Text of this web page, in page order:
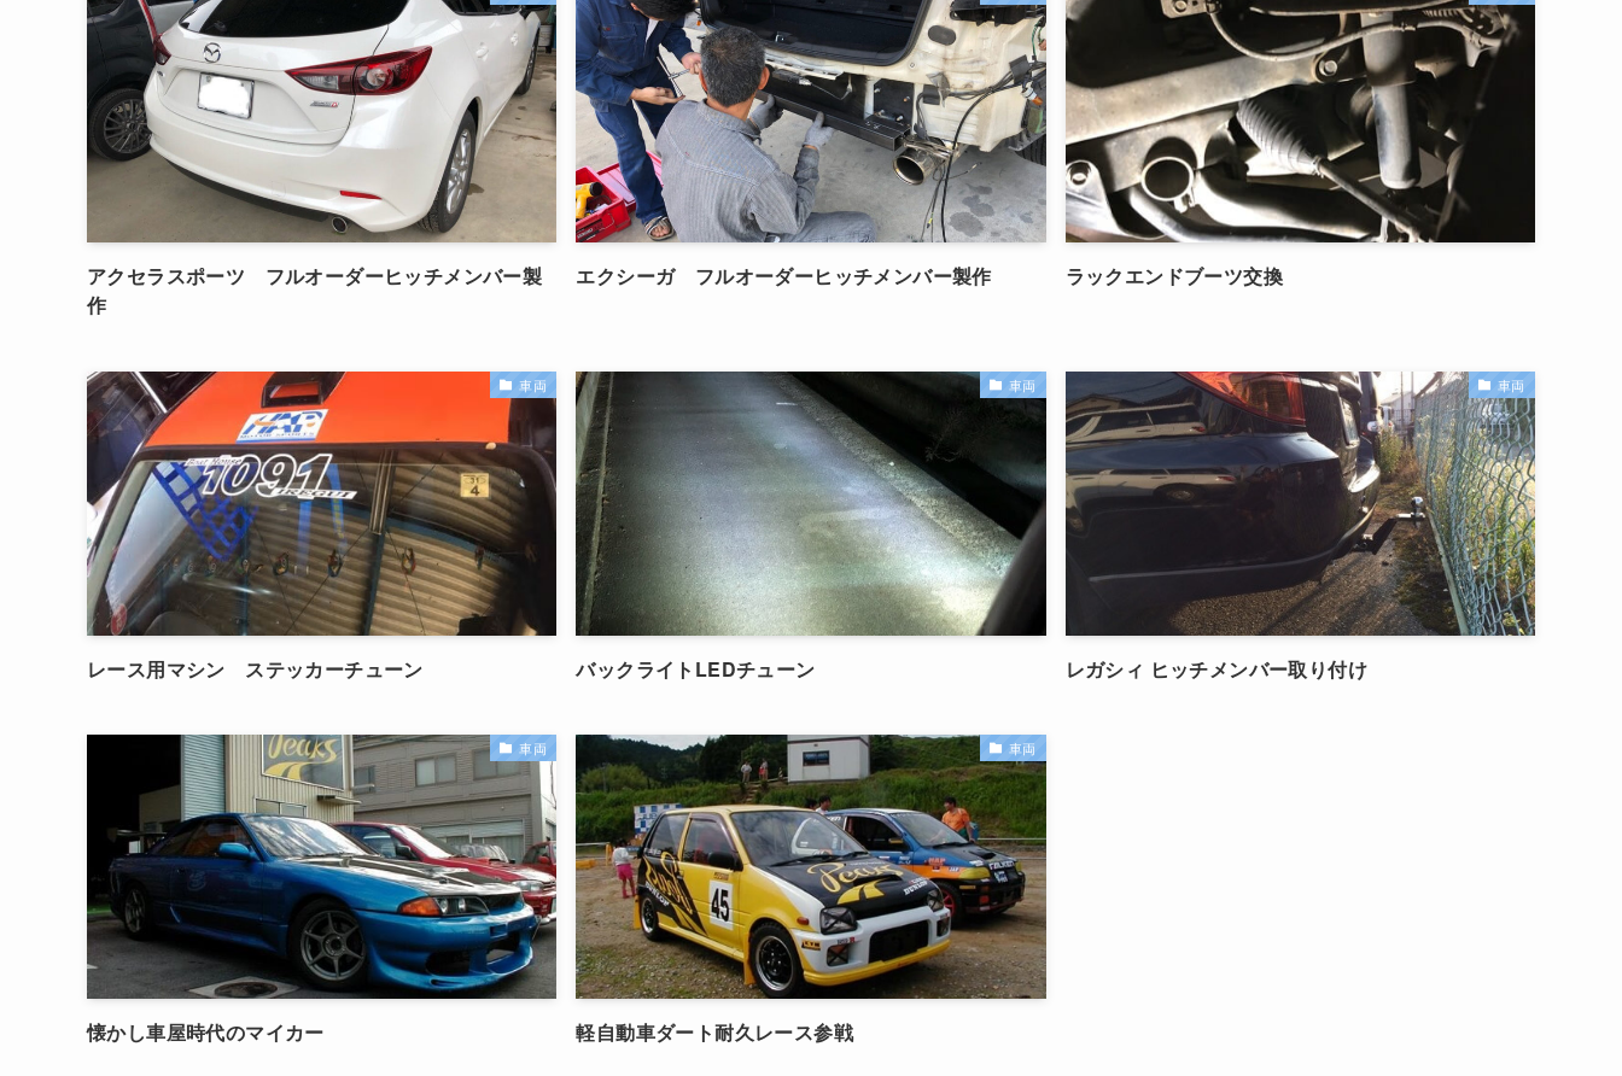
アクセラスポーツ フルオーダーヒッチメンバー製
作
エクシーガ フルオーダーヒッチメンバー製作 ラックエンドブーツ交換
車両
レース用マシン ステッカーチューン
車両
バックライトLEDチューン
車両
レガシィ ヒッチメンバー取り付け
車両
懐かし車屋時代のマイカー
車両
軽自動車ダート耐久レース参戦